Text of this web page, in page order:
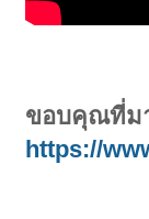
ขอบคุณที่ม
https://